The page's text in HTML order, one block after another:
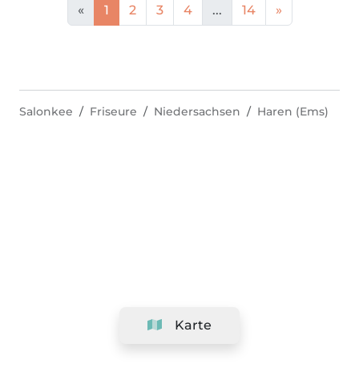
« 1 2 3 4 ... 14 »
Karte
Salonkee Friseure Niedersachsen Haren (Ems)